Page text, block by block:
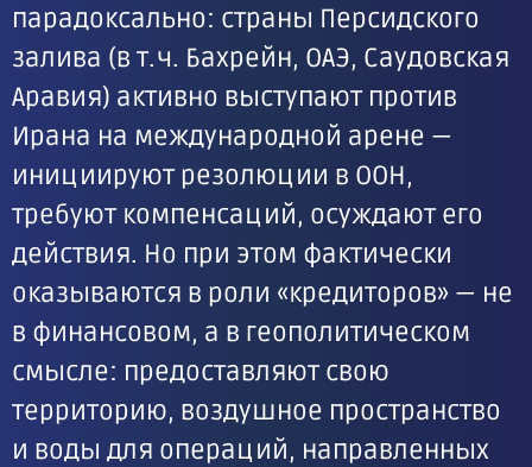
парадоксально: страны Персидского
залива (в т. ч. Бахрейн, ОАЭ, Саудовская
Аравия) активно выступают против
Ирана на международной арене —
инициируют резолюции в ООН,
требуют компенсаций, осуждают его
действия. Но при этом фактически
оказываются в роли «кредиторов» — не
в финансовом, а в геополитическом
смысле: предоставляют свою
территорию, воздушное пространство
и воды для операций, направленных